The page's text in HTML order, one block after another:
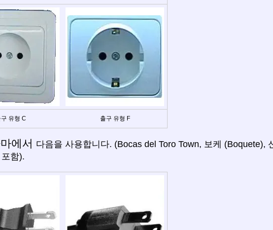
유형 C 출구 유형 F
에서 다음을 사용합니다. (Bocas del Toro Town, 보케 (Boquete),
함).